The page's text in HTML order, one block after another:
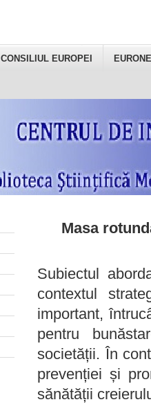
CONSILIUL EUROPEI
Masa
Subiectul
contextul
important,
pentru
societății. În
prevenției și
sănătății